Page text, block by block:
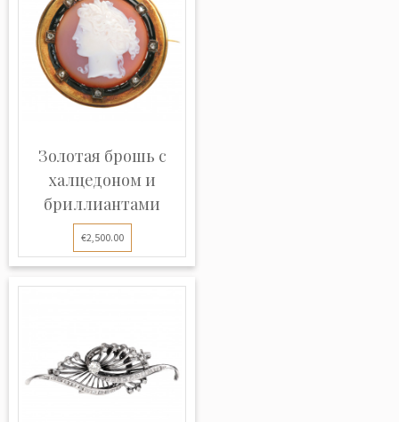
Золотая брошь с
халцедоном и
бриллиантами
€2,500.00